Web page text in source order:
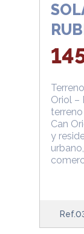
Oriol –
Can
y